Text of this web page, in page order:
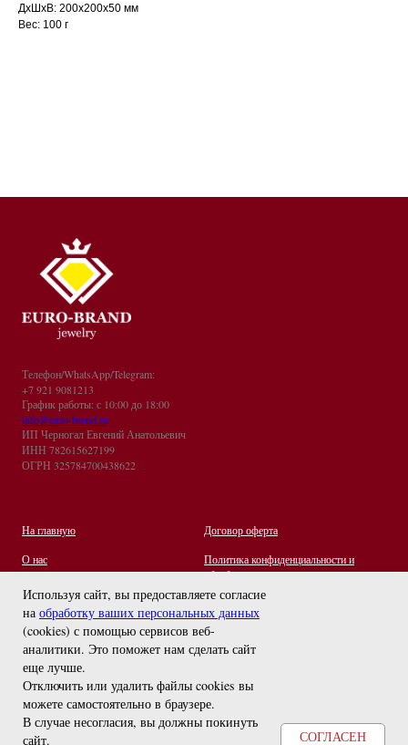
ДxШxВ: 200x200x50 мм
Вес: 100 г
задайте вопрос
Используя сайт, вы предоставляете согласие
на обработку ваших персональных данных
(cookies) с помощью сервисов веб-
аналитики. Это поможет нам сделать сайт
еще лучше.
Отключить или удалить файлы cookies вы
можете самостоятельно в браузере.
В случае несогласия, вы должны покинуть
сайт.
СОГЛАСЕН
Телефон/WhatsApp/Telegram:
+7 921 9081213
График работы: с 10:00 до 18:00
info@euro-brand.ru
ИП Черногал Евгений Анатольевич
ИНН 782615627199
ОГРН 325784700438622
На главную
О нас
Контакты
Отзывы
Договор оферта
Политика конфиденциальности и
обработки персональных данных
Оплата и Доставка